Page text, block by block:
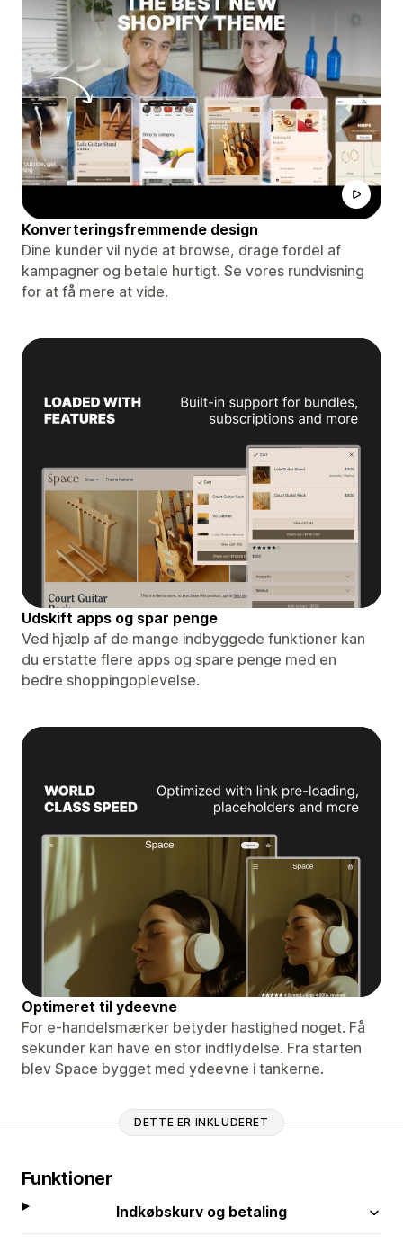
Konverteringsfremmende design
Dine kunder vil nyde at browse, drage fordel af
kampagner og betale hurtigt. Se vores rundvisning
for at få mere at vide.
Udskift apps og spar penge
Ved hjælp af de mange indbyggede funktioner kan
du erstatte flere apps og spare penge med en
bedre shoppingoplevelse.
Optimeret til ydeevne
For e-handelsmærker betyder hastighed noget. Få
sekunder kan have en stor indflydelse. Fra starten
blev Space bygget med ydeevne i tankerne.
DETTE ER INKLUDERET
Funktioner
Indkøbskurv og betaling